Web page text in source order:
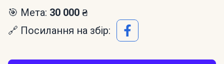
🎯 Мета: 30 000 ₴
🔗 Посилання на збір: